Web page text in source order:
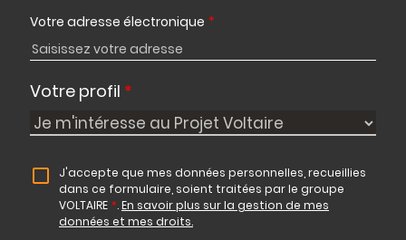
Votre adresse électronique *
Votre profil *
J'accepte que mes données personnelles, recueillies
dans ce formulaire, soient traitées par le groupe
VOLTAIRE *.En savoir plus sur la gestion de mes
données et mes droits.